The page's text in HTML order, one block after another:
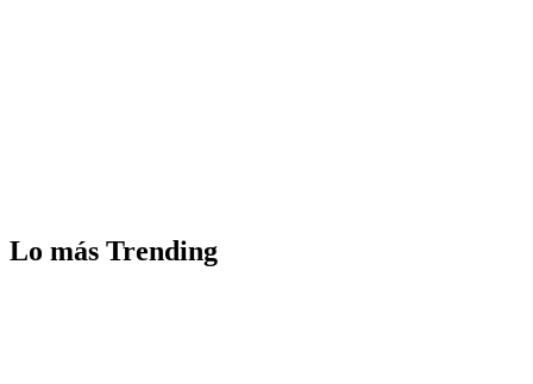
Lo más Trending